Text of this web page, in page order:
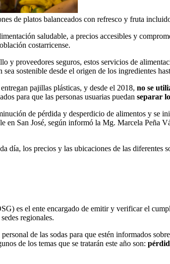
de platos balanceados con refresco y fruta
saludable, a precios accesibles y
costarricense.
y proveedores seguros, estos servicios de
sostenible desde el origen de los ingredientes
pajillas plásticas, y desde el 2018, no se
para que las personas usuarias puedan separar
de pérdida y desperdicio de alimentos y
en San José, según informó la Mg. Marcela Peña
día, los precios y las ubicaciones de las diferentes
es el ente encargado de emitir y verificar el
regionales.
de las sodas para que estén informados
de los temas que se tratarán este año son: